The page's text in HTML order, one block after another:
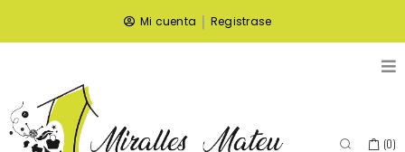
Mi cuenta | Registrase
(0)